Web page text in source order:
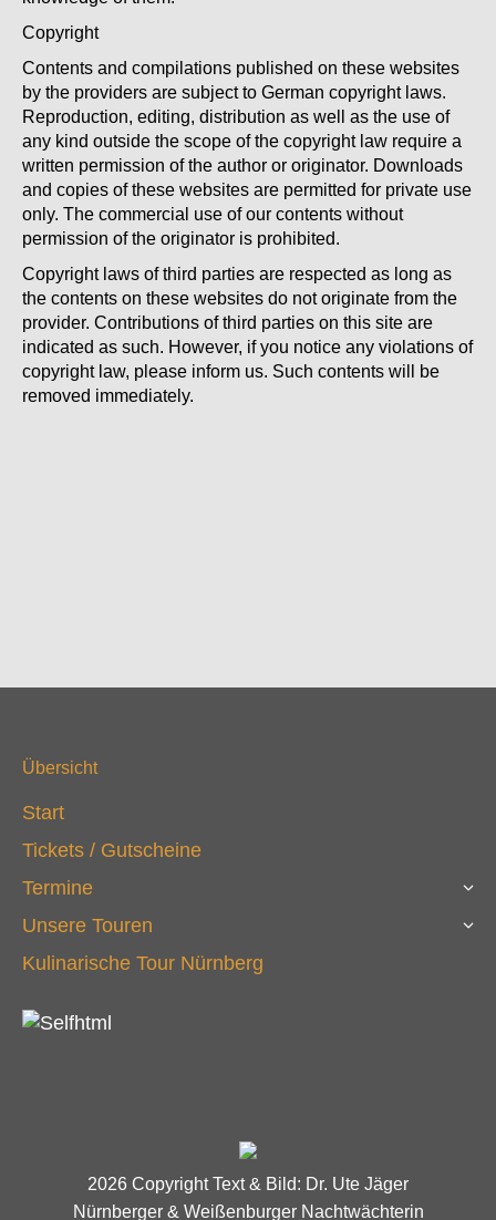
Copyright
Contents and compilations published on these websites
by the providers are subject to German copyright laws.
Reproduction, editing, distribution as well as the use of
any kind outside the scope of the copyright law require a
written permission of the author or originator. Downloads
and copies of these websites are permitted for private use
only. The commercial use of our contents without
permission of the originator is prohibited.
Copyright laws of third parties are respected as long as
the contents on these websites do not originate from the
provider. Contributions of third parties on this site are
indicated as such. However, if you notice any violations of
copyright law, please inform us. Such contents will be
removed immediately.
Übersicht
Start
Tickets / Gutscheine
Termine
Unsere Touren
Kulinarische Tour Nürnberg
2026 Copyright Text & Bild: Dr. Ute Jäger
Nürnberger & Weißenburger Nachtwächterin